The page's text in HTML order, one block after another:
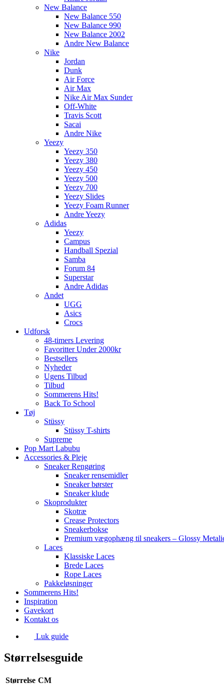
New Balance
New Balance 550
New Balance 990
New Balance 2002
Andre New Balance
Nike
Jordan
Dunk
Air Force
Air Max
Nike Air Max Sunder
Off-White
Travis Scott
Sacai
Andre Nike
Yeezy
Yeezy 350
Yeezy 380
Yeezy 450
Yeezy 500
Yeezy 700
Yeezy Slides
Yeezy Foam Runner
Andre Yeezy
Adidas
Yeezy
Campus
Handball Spezial
Samba
Forum 84
Superstar
Andre Adidas
Andet
UGG
Asics
Crocs
Udforsk
48-timers Levering
Favoritter Under 2000kr
Bestsellers
Nyheder
Ugens Tilbud
Tilbud
Sommerens Hits!
Back To School
Tøj
Stüssy
Stüssy T-shirts
Supreme
Pop Mart Labubu
Accessories & Pleje
Sneaker Rengøring
Sneaker rensemidler
Sneaker børster
Sneaker klude
Skoprodukter
Skotræ
Crease Protectors
Sneakerbokse
Premium vægophæng til sneakers – Glossy
Laces
Klassiske Laces
Brede Laces
Rope Laces
Pakkeløsninger
Sommerens Hits!
Inspiration
Gavekort
Kontakt os
Luk guide
Størrelsesguide
Størrelse CM